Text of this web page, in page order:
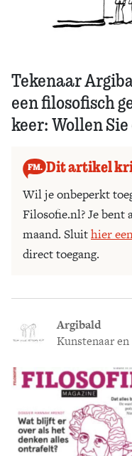
Tekenaar
een filosofisch
keer: Wollen
Dit artikel
Wil je onbeperkt
Filosofie.nl? Je bent
maand. Sluithier
direct toegang.
Argibald
Kunstenaar